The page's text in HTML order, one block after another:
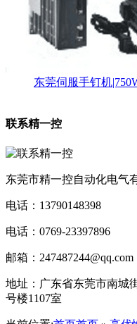
东莞伺服手钉机
联系精一控
东莞市精一控自动化电气
电话：13790148398
电话：0769-23397896
邮箱：247487244@qq.com
地址： 广东省东莞市南城
号楼1107室